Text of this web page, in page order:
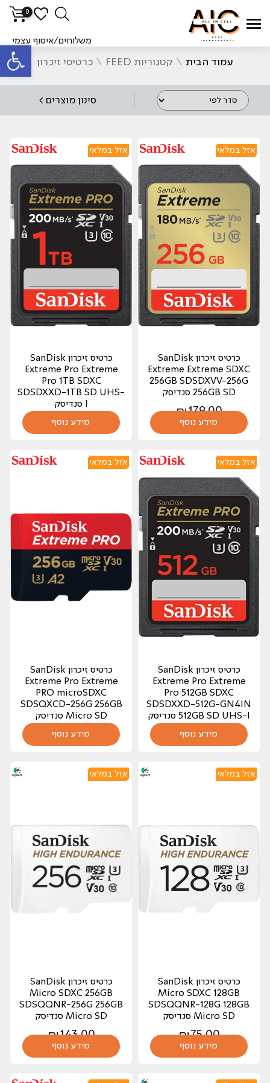
פתח
0
משלוחים/איסוף עצמי
עמוד הבית \ קטגוריות FEED \ כרטיסי זיכרון
סינון מוצרים >
אזל במלאי
כרטיס זיכרון SanDisk
Extreme Extreme SDXC
256GB SDSDXVV-256G
256GB SD סנדיסק
₪179.00
מידע נוסף
אזל במלאי
כרטיס זיכרון SanDisk
Extreme Pro Extreme
Pro 1TB SDXC
SDSDXXD-1TB SD UHS-
₪729.00
מידע נוסף
אזל במלאי
כרטיס זיכרון SanDisk
Extreme Pro Extreme
Pro 512GB SDXC
SDSDXXD-512G-GN4IN
512GB SD UHS-I סנדיסק
₪329.00
מידע נוסף
אזל במלאי
כרטיס זיכרון SanDisk
Extreme Pro Extreme
PRO microSDXC
SDSQXCD-256G 256GB
Micro SD סנדיסק
₪155.00
מידע נוסף
אזל במלאי
כרטיס זיכרון SanDisk
Micro SDXC 128GB
SDSQQNR-128G 128GB
Micro SD סנדיסק
₪75.00
מידע נוסף
אזל במלאי
כרטיס זיכרון SanDisk
Micro SDXC 256GB
SDSQQNR-256G 256GB
Micro SD סנדיסק
₪143.00
מידע נוסף